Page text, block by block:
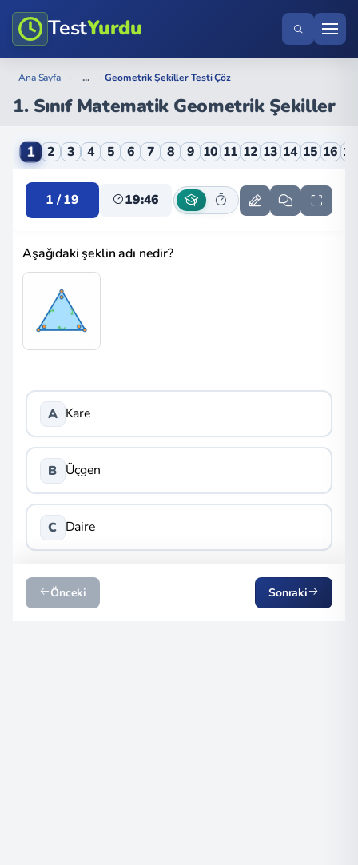
TestYurdu
Ana Sayfa › ... › Geometrik Şekiller Testi Çöz
1. Sınıf Matematik Geometrik Şekiller
1. Sınıf Matematik Geometrik Şekiller Online Testi
1 2 3 4 5 6 7 8 9 10 11 12 13 14 15 16 17
1 / 19 19:45
Aşağıdaki şeklin adı nedir?
A Kare
B Üçgen
C Daire
Önceki Sonraki